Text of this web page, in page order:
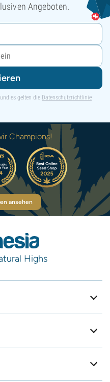
Angeboten.
es gelten die Datenschutzrichtlinie
Champions!
ansehen
Highs